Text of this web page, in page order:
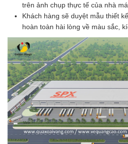
trên ảnh chụp thực tế của nhà
Khách hàng sẽ duyệt mẫu thiết
hoàn toàn hài lòng về màu sắc,